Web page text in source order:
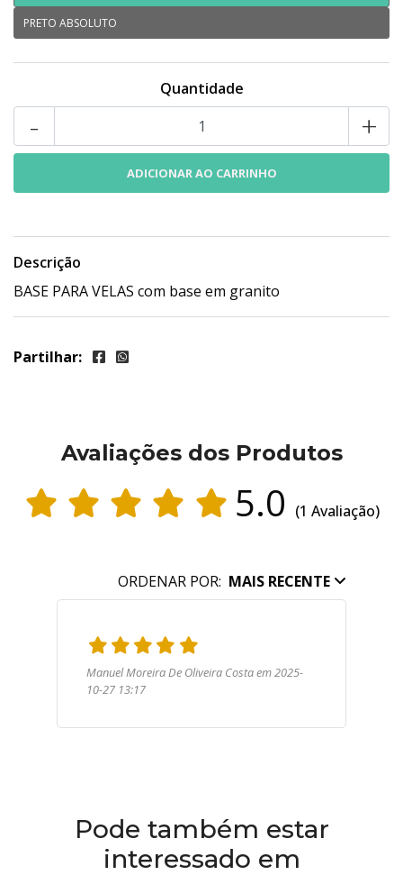
PRETO ABSOLUTO
Quantidade
- +
Descrição
BASE PARA VELAS com base em granito
Partilhar:
Avaliações dos Produtos
5.0 (1 Avaliação)
ORDENAR POR: MAIS RECENTE
Manuel Moreira De Oliveira Costa em 2025-
10-27 13:17
Pode também estar
interessado em